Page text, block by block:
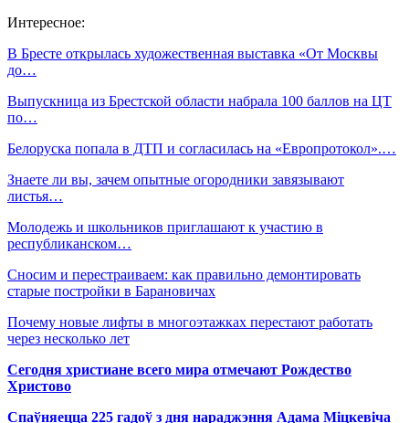
Интересное:
В Бресте открылась художественная выставка «От Москвы
до…
Выпускница из Брестской области набрала 100 баллов на ЦТ
по…
Белоруска попала в ДТП и согласилась на «Европротокол».…
Знаете ли вы, зачем опытные огородники завязывают
листья…
Молодежь и школьников приглашают к участию в
республиканском…
Сносим и перестраиваем: как правильно демонтировать
старые постройки в Барановичах
Почему новые лифты в многоэтажках перестают работать
через несколько лет
Сегодня христиане всего мира отмечают Рождество
Христово
Спаўняецца 225 гадоў з дня нараджэння Адама Міцкевіча